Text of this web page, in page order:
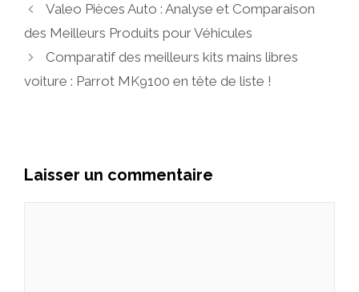
Valeo Pièces Auto : Analyse et Comparaison
des Meilleurs Produits pour Véhicules
Comparatif des meilleurs kits mains libres
voiture : Parrot MK9100 en tête de liste !
Laisser un commentaire